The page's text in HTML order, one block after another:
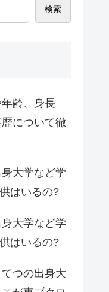
検索
年齢、身長
について徹
身大学など学
はいるの?
身大学など学
はいるの?
てつの出身大